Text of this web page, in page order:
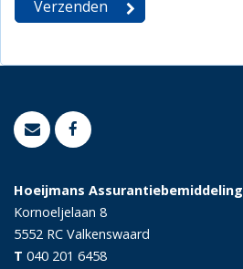
Hoeijmans Assurantiebemiddeling
Kornoeljelaan 8
5552 RC Valkenswaard
T 040 201 6458